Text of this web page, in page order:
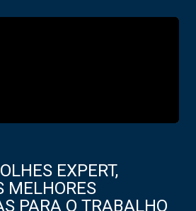
EXPERT,
MELHORES
PARA O TRABALHO